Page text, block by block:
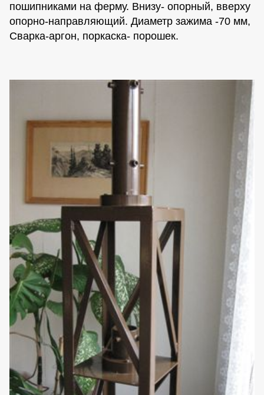
пошипниками на ферму. Внизу- опорный, вверху
опорно-направляющий. Диаметр зажима -70 мм,
Сварка-аргон, поркаска- порошек.